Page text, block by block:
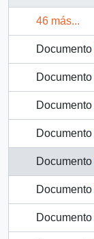
46 más...
Documento
Documento
Documento
Documento
Documento
Documento
Documento